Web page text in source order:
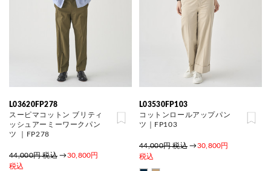
L03620FP278
スーピマコットン ブリティ
ッシュアーミーワークパン
ツ ｜FP278
44,000円 税込 →30,800円
税込
L03530FP103
コットンロールアップパン
ツ｜FP103
44,000円 税込 →30,800円
税込